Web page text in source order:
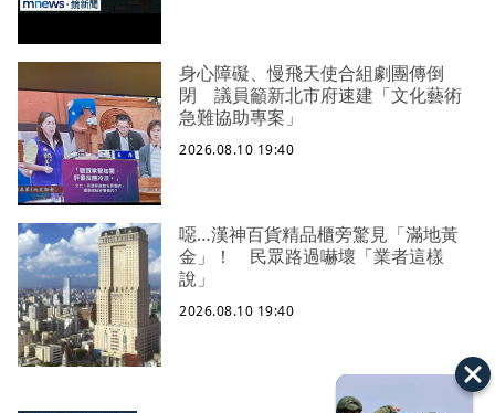
身心障礙、慢飛天使合組劇團傳倒
閉 議員籲新北市府速建「文化藝術
急難協助專案」
2026.08.10 19:40
噁…漢神百貨精品櫃旁驚見「滿地黃
金」！ 民眾路過嚇壞「業者這樣
說」
2026.08.10 19:40